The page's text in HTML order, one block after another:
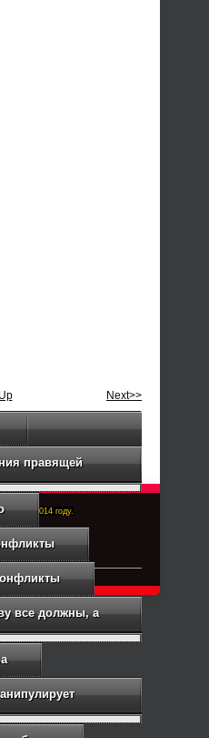
Up Next>>
правящей
все должны, а
в 2014 году.